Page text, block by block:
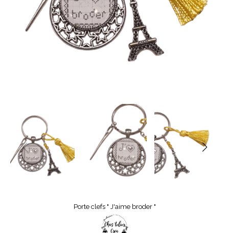
Porte clefs " J'aime broder "